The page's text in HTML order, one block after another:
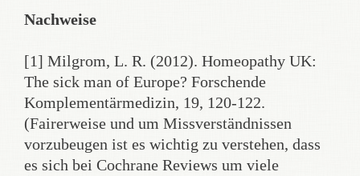
Nachweise
[1] Milgrom, L. R. (2012). Homeopathy UK:
The sick man of Europe? Forschende
Komplementärmedizin, 19, 120-122.
(Fairerweise und um Missverständnissen
vorzubeugen ist es wichtig zu verstehen, dass
es sich bei Cochrane Reviews um viele